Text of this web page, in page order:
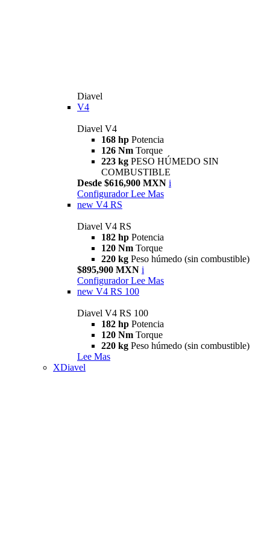
Diavel
V4
Diavel V4
168 hp Potencia
126 Nm Torque
223 kg PESO HÚMEDO SIN
COMBUSTIBLE
Desde $616,900 MXN i
Configurador Lee Mas
new V4 RS
Diavel V4 RS
182 hp Potencia
120 Nm Torque
220 kg Peso húmedo (sin combustible)
$895,900 MXN i
Configurador Lee Mas
new V4 RS 100
Diavel V4 RS 100
182 hp Potencia
120 Nm Torque
220 kg Peso húmedo (sin combustible)
Lee Mas
XDiavel